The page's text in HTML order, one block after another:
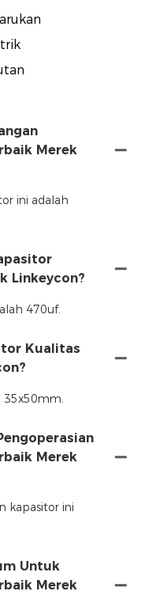
Merek
ini adalah
Linkeycon?
470uf.
Kualitas
35x50mm.
Merek
kapasitor ini
Untuk
Merek